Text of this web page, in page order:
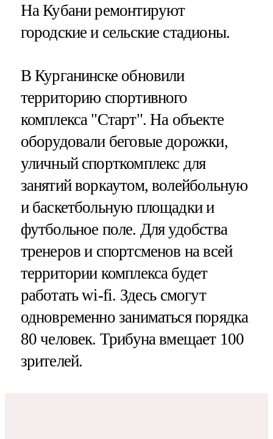
На Кубани ремонтируют
городские и сельские стадионы.
В Курганинске обновили
территорию спортивного
комплекса "Старт". На объекте
оборудовали беговые дорожки,
уличный спорткомплекс для
занятий воркаутом, волейбольную
и баскетбольную площадки и
футбольное поле. Для удобства
тренеров и спортсменов на всей
территории комплекса будет
работать wi-fi. Здесь смогут
одновременно заниматься порядка
80 человек. Трибуна вмещает 100
зрителей.